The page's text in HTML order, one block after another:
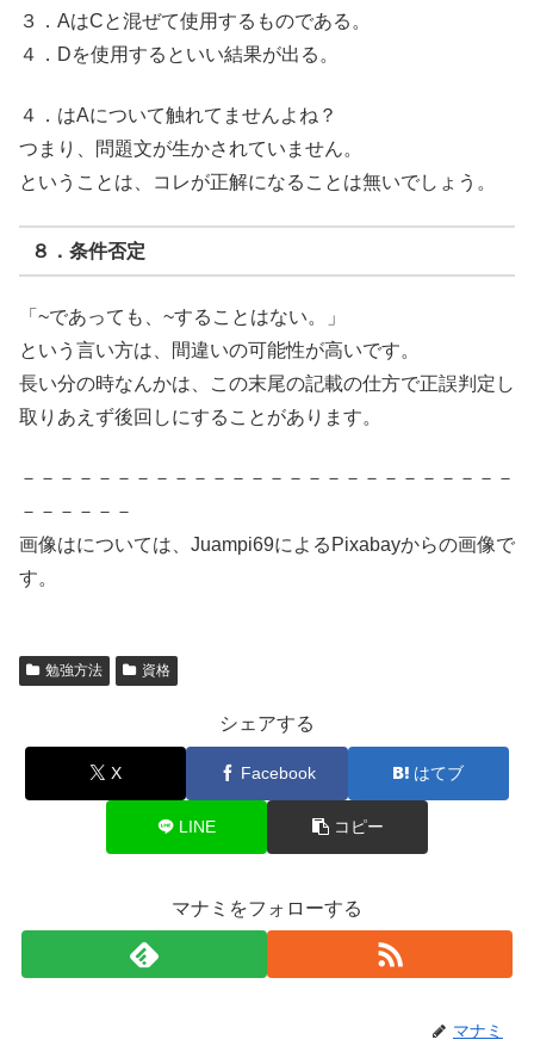
３．AはCと混ぜて使用するものである。
４．Dを使用するといい結果が出る。
４．はAについて触れてませんよね？
つまり、問題文が生かされていません。
ということは、コレが正解になることは無いでしょう。
８．条件否定
「~であっても、~することはない。」
という言い方は、間違いの可能性が高いです。
長い分の時なんかは、この末尾の記載の仕方で正誤判定し
取りあえず後回しにすることがあります。
－－－－－－－－－－－－－－－－－－－－－－－－－－
－－－－－－
画像はについては、Juampi69によるPixabayからの画像で
す。
勉強方法 資格
シェアする
X Facebook はてブ
LINE コピー
マナミをフォローする
マナミ